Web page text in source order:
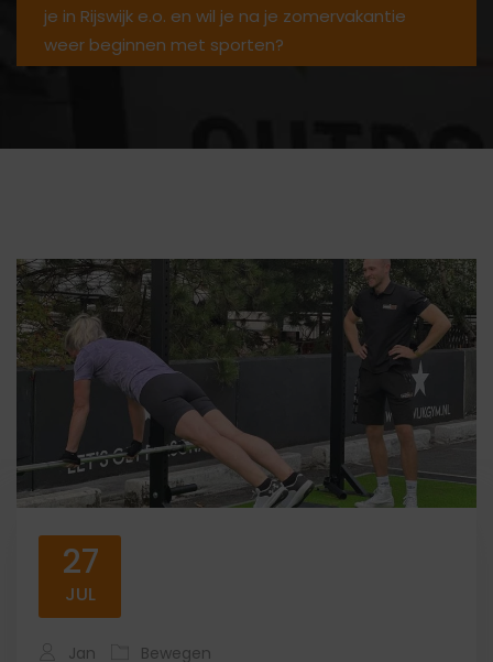
je in Rijswijk e.o. en wil je na je zomervakantie
weer beginnen met sporten?
27
JUL
Jan Bewegen